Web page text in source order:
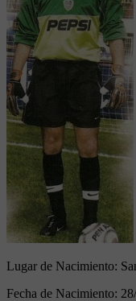
Lugar de Nacimiento:
Fecha de Nacimiento: